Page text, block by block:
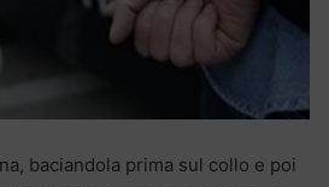
baciandola prima sul collo e poi